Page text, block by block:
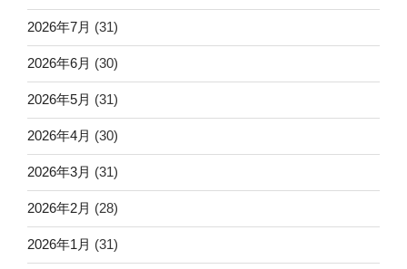
2026年7月 (31)
2026年6月 (30)
2026年5月 (31)
2026年4月 (30)
2026年3月 (31)
2026年2月 (28)
2026年1月 (31)